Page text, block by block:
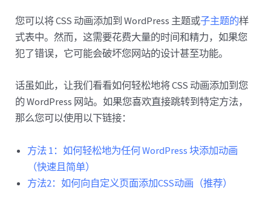
您可以将 CSS 动画添加到 WordPress 主题或子主题的样
式表中。然而，这需要花费大量的时间和精力，如果您
犯了错误，它可能会破坏您网站的设计甚至功能。
话虽如此，让我们看看如何轻松地将 CSS 动画添加到您
的 WordPress 网站。如果您喜欢直接跳转到特定方法，
那么您可以使用以下链接：
方法 1：如何轻松地为任何 WordPress 块添加动画
（快速且简单）
方法2：如何向自定义页面添加CSS动画（推荐）